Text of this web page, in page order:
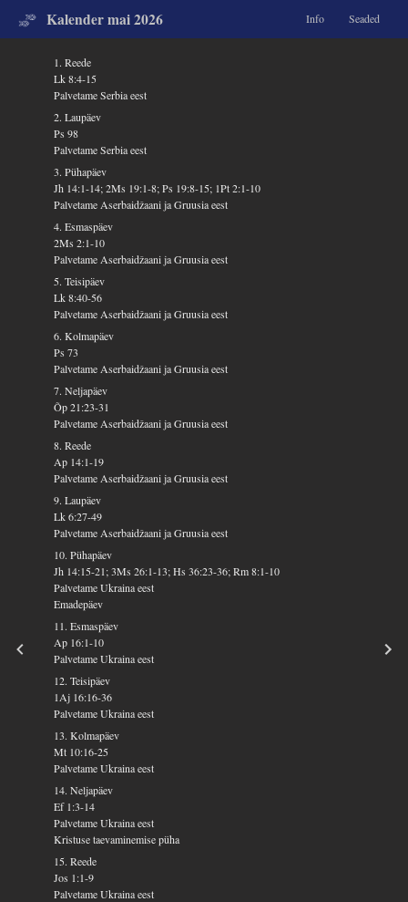
Kalender mai 2026 Info Seaded
1. Reede
Lk 8:4-15
Palvetame Serbia eest
2. Laupäev
Ps 98
Palvetame Serbia eest
3. Pühapäev
Jh 14:1-14; 2Ms 19:1-8; Ps 19:8-15; 1Pt 2:1-10
Palvetame Aserbaidžaani ja Gruusia eest
4. Esmaspäev
2Ms 2:1-10
Palvetame Aserbaidžaani ja Gruusia eest
5. Teisipäev
Lk 8:40-56
Palvetame Aserbaidžaani ja Gruusia eest
6. Kolmapäev
Ps 73
Palvetame Aserbaidžaani ja Gruusia eest
7. Neljapäev
Õp 21:23-31
Palvetame Aserbaidžaani ja Gruusia eest
8. Reede
Ap 14:1-19
Palvetame Aserbaidžaani ja Gruusia eest
9. Laupäev
Lk 6:27-49
Palvetame Aserbaidžaani ja Gruusia eest
10. Pühapäev
Jh 14:15-21; 3Ms 26:1-13; Hs 36:23-36; Rm 8:1-10
Palvetame Ukraina eest
Emadepäev
11. Esmaspäev
Ap 16:1-10
Palvetame Ukraina eest
12. Teisipäev
1Aj 16:16-36
Palvetame Ukraina eest
13. Kolmapäev
Mt 10:16-25
Palvetame Ukraina eest
14. Neljapäev
Ef 1:3-14
Palvetame Ukraina eest
Kristuse taevaminemise püha
15. Reede
Jos 1:1-9
Palvetame Ukraina eest